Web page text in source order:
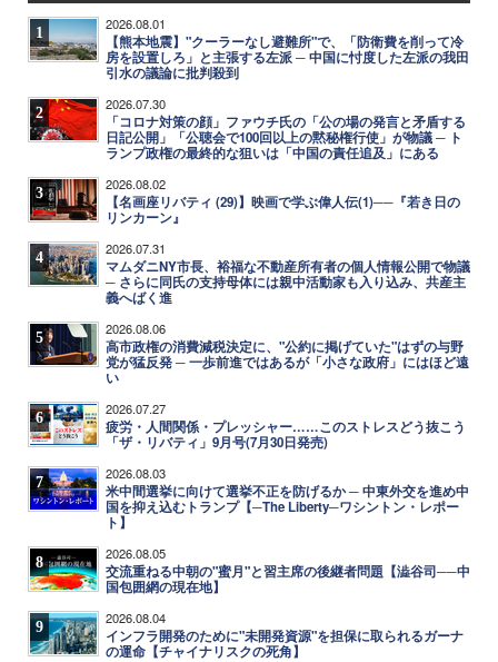
1 2026.08.01
【熊本地震】"クーラーなし避難所"で、「防衛費を削って冷
房を設置しろ」と主張する左派 ─ 中国に忖度した左派の我田
引水の議論に批判殺到
2 2026.07.30
「コロナ対策の顔」ファウチ氏の「公の場の発言と矛盾する
日記公開」「公聴会で100回以上の黙秘権行使」が物議 ─ ト
ランプ政権の最終的な狙いは「中国の責任追及」にある
3 2026.08.02
【名画座リバティ (29)】映画で学ぶ偉人伝(1)──『若き日の
リンカーン』
4 2026.07.31
マムダニNY市長、裕福な不動産所有者の個人情報公開で物議
─ さらに同氏の支持母体には親中活動家も入り込み、共産主
義へばく進
5 2026.08.06
高市政権の消費減税決定に、"公約に掲げていた"はずの与野
党が猛反発 ─ 一歩前進ではあるが「小さな政府」にはほど遠
い
6 2026.07.27
疲労・人間関係・プレッシャー……このストレスどう抜こう
「ザ・リバティ」9月号(7月30日発売)
7 2026.08.03
米中間選挙に向けて選挙不正を防げるか ─ 中東外交を進め中
国を抑え込むトランプ【─The Liberty─ワシントン・レポー
ト】
8 2026.08.05
交流重ねる中朝の"蜜月"と習主席の後継者問題【澁谷司──中
国包囲網の現在地】
9 2026.08.04
インフラ開発のために"未開発資源"を担保に取られるガーナ
の運命【チャイナリスクの死角】